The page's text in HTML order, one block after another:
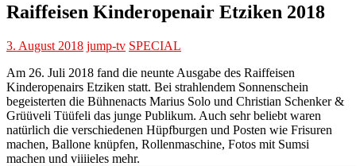
Raiffeisen Kinderopenair Etziken 2018
3. August 2018 jump-tv SPECIAL
Am 26. Juli 2018 fand die neunte Ausgabe des Raiffeisen
Kinderopenairs Etziken statt. Bei strahlendem Sonnenschein
begeisterten die Bühnenacts Marius Solo und Christian Schenker &
Grüüveli Tüüfeli das junge Publikum. Auch sehr beliebt waren
natürlich die verschiedenen Hüpfburgen und Posten wie Frisuren
machen, Ballone knüpfen, Rollenmaschine, Fotos mit Sumsi
machen und viiiieles mehr.